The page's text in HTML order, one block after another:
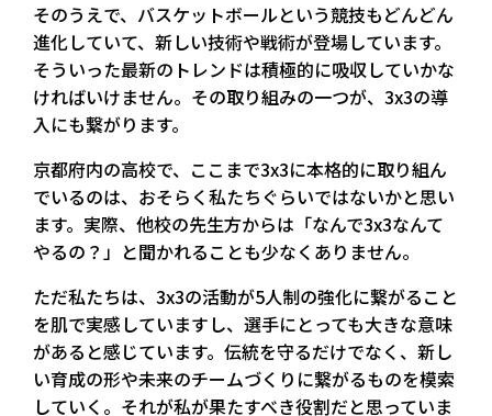
そのうえで、バスケットボールという競技もどんどん
進化していて、新しい技術や戦術が登場しています。
そういった最新のトレンドは積極的に吸収していかな
ければいけません。その取り組みの一つが、3x3の導
入にも繋がります。
京都府内の高校で、ここまで3x3に本格的に取り組ん
でいるのは、おそらく私たちぐらいではないかと思い
ます。実際、他校の先生方からは「なんで3x3なんて
やるの？」と聞かれることも少なくありません。
ただ私たちは、3x3の活動が5人制の強化に繋がること
を肌で実感していますし、選手にとっても大きな意味
があると感じています。伝統を守るだけでなく、新し
い育成の形や未来のチームづくりに繋がるものを模索
していく。それが私が果たすべき役割だと思っていま